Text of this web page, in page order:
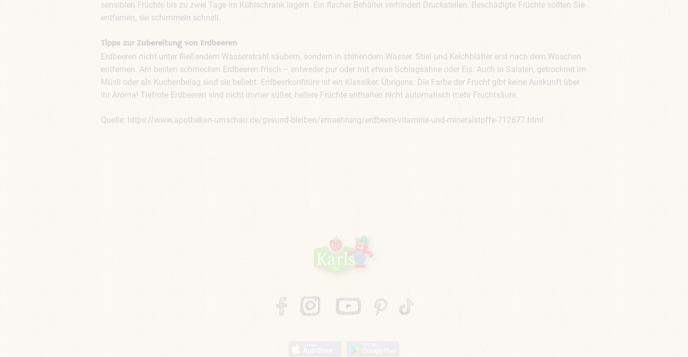
sensiblen Früchte bis zu zwei Tage im Kühlschrank lagern. Ein flacher Behälter verhindert Druckstellen. Beschädigte Früchte sollten Sie
entfernen, sie schimmeln schnell.
Tipps zur Zubereitung von Erdbeeren
Erdbeeren nicht unter fließendem Wasserstrahl säubern, sondern in stehendem Wasser. Stiel und Kelchblätter erst nach dem Waschen
entfernen. Am besten schmecken Erdbeeren frisch – entweder pur oder mit etwas Schlagsahne oder Eis. Auch in Salaten, getrocknet im
Müsli oder als Kuchenbelag sind sie beliebt. Erdbeerkonfitüre ist ein Klassiker. Übrigens: Die Farbe der Frucht gibt keine Auskunft über
ihr Aroma! Tiefrote Erdbeeren sind nicht immer süßer, hellere Früchte enthalten nicht automatisch mehr Fruchtsäure.
Quelle: https://www.apotheken-umschau.de/gesund-bleiben/ernaehrung/erdbeere-vitamine-und-mineralstoffe-712677.html